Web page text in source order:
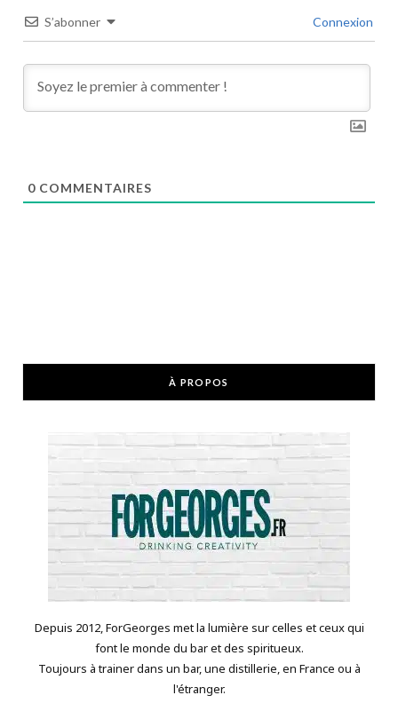
S’abonner Connexion
0 COMMENTAIRES
À PROPOS
Depuis 2012, ForGeorges met la lumière sur celles et ceux qui
font le monde du bar et des spiritueux.
Toujours à trainer dans un bar, une distillerie, en France ou à
l'étranger.